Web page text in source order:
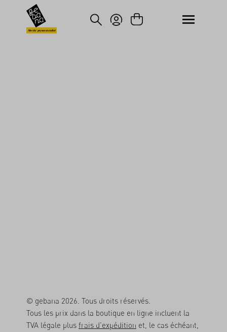
au contenu principal
Passer à la recherche
Marché paysan mondial
© gebana 2026. Tous droits réservés.
Tous les prix dans la boutique en ligne incluent la
TVA légale plus frais d'expédition et, le cas échéant,